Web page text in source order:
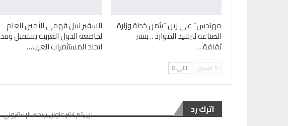
مهندس” على زين “يثمن خطة وزارة
الصناعة لترشيد الموارد .. بنشر
ثقافة…
السفير نببل فهمى الأمين العام
لجامعة الدول العربية يستقبل وفد
اتحاد المستثمرات العرب…
السابق التالي
اترك رد لن يتم نشر عنوان بريدك الإلكتروني.